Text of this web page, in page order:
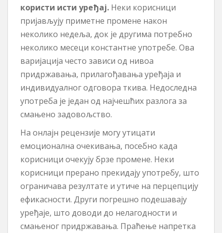
користи исти уређај. Неки корисници
пријављују приметне промене након
неколико недеља, док је другима потребно
неколико месеци константне употребе. Ова
варијација често зависи од нивоа
придржавања, прилагођавања уређаја и
индивидуалног одговора ткива. Недоследна
употреба је један од најчешћих разлога за
смањено задовољство.
На онлајн рецензије могу утицати
емоционална очекивања, посебно када
корисници очекују брзе промене. Неки
корисници прерано прекидају употребу, што
ограничава резултате и утиче на перцепцију
ефикасности. Други погрешно подешавају
уређаје, што доводи до нелагодности и
смањеног придржавања. Праћење напретка